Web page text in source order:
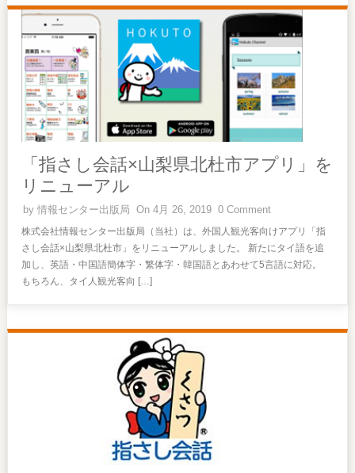
「指さし会話×山梨県北杜市アプリ」を
リニューアル
by情報センター出版局 On 4月 26, 2019 0 Comment
株式会社情報センター出版局（当社）は、外国人観光客向けアプリ「指
さし会話×山梨県北杜市」をリニューアルしました。 新たにタイ語を追
加し、英語・中国語簡体字・繁体字・韓国語とあわせて5言語に対応。
もちろん、タイ人観光客向 […]